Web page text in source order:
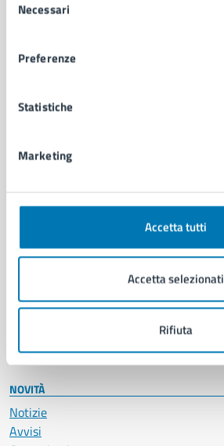
delNecessari
Preferenze
Statistiche
Marketing
Accetta tutti
Accetta selezionati
Rifiuta
Politici
Documenti e dati
Ambiente
Anagrafe e stato civile
Cultura e tempo libero
Giustizia e sicurezza pubblica
Salute, benessere e assistenza
Servizi Cimiteriali
NOVITÀ
Notizie
Avvisi